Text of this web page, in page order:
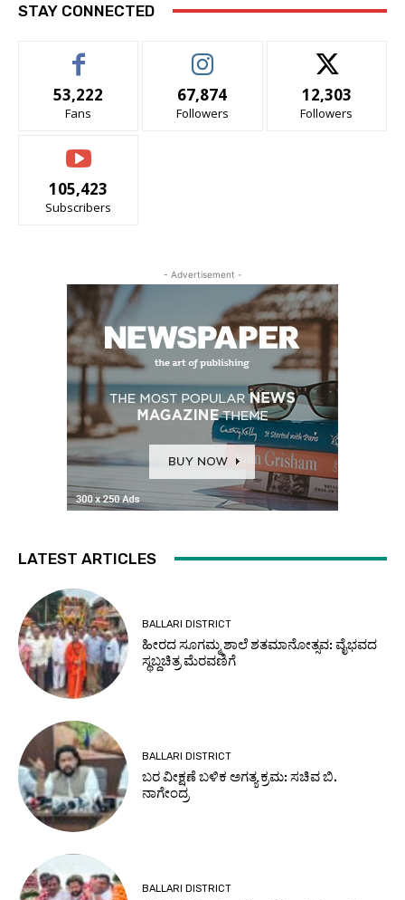
STAY CONNECTED
53,222
Fans
67,874
Followers
12,303
Followers
105,423
Subscribers
- Advertisement -
LATEST ARTICLES
BALLARI DISTRICT
ಹೀರದ ಸೂಗಮ್ಮ ಶಾಲೆ ಶತಮಾನೋತ್ಸವ: ವೈಭವದ
ಸ್ಥಬ್ದಚಿತ್ರ ಮೆರವಣಿಗೆ
BALLARI DISTRICT
ಬರ ವೀಕ್ಷಣೆ ಬಳಿಕ ಅಗತ್ಯ ಕ್ರಮ: ಸಚಿವ ಬಿ.
ನಾಗೇಂದ್ರ
BALLARI DISTRICT